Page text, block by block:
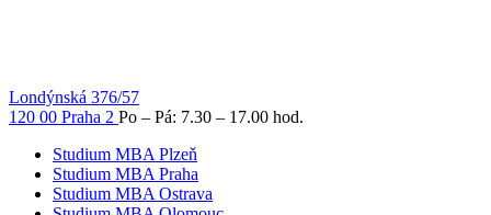
Londýnská 376/57
120 00 Praha 2 Po – Pá: 7.30 – 17.00 hod.
Studium MBA Plzeň
Studium MBA Praha
Studium MBA Ostrava